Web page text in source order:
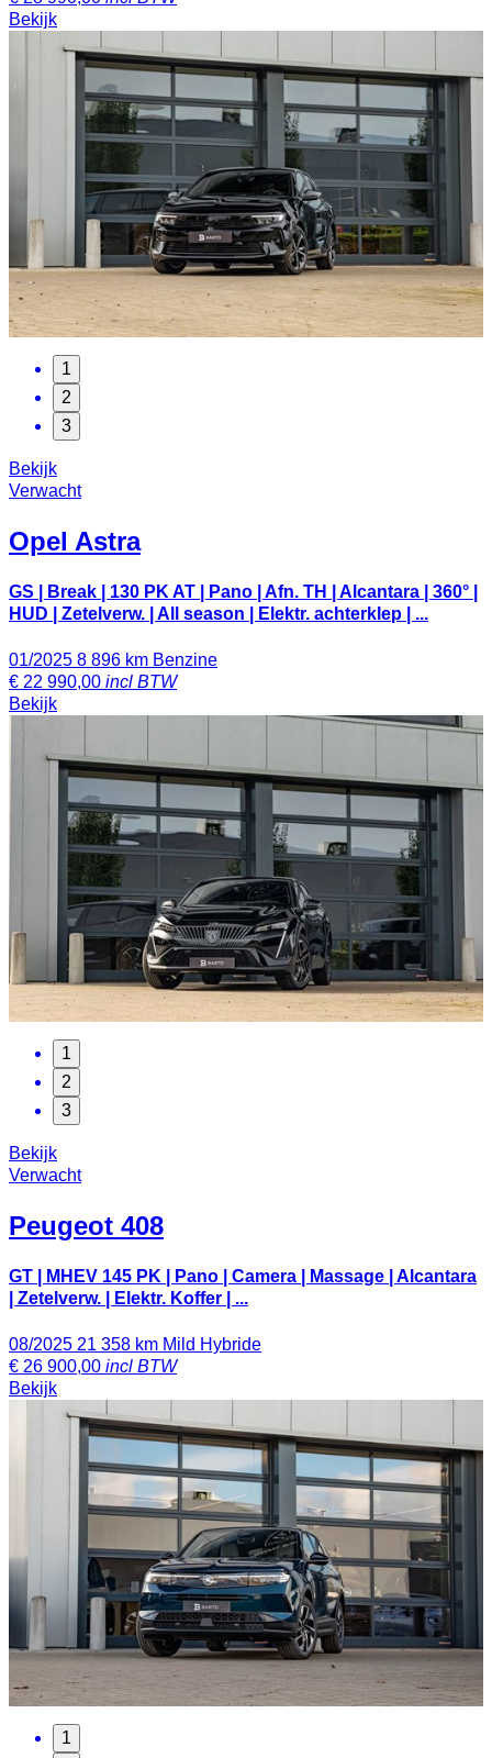
Bekijk
1
2
3
Bekijk
Verwacht
Opel Astra
GS | Break | 130 PK AT | Pano | Afn. TH | Alcantara | 360° |
HUD | Zetelverw. | All season | Elektr. achterklep | ...
01/2025 8 896 km Benzine
€ 22 990,00 incl BTW
Bekijk
1
2
3
Bekijk
Verwacht
Peugeot 408
GT | MHEV 145 PK | Pano | Camera | Massage | Alcantara
| Zetelverw. | Elektr. Koffer | ...
08/2025 21 358 km Mild Hybride
€ 26 900,00 incl BTW
Bekijk
1